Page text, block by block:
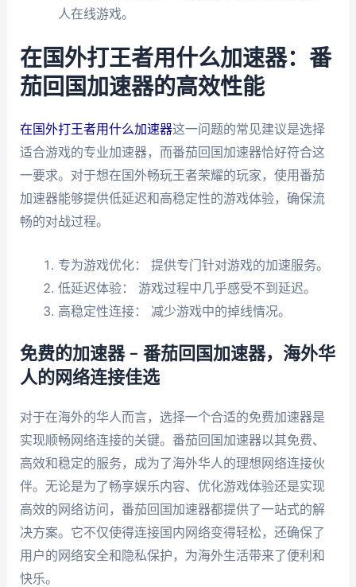
人在线游戏。
在国外打王者用什么加速器：番
茄回国加速器的高效性能
在国外打王者用什么加速器这一问题的常见建议是选择
适合游戏的专业加速器，而番茄回国加速器恰好符合这
一要求。对于想在国外畅玩王者荣耀的玩家，使用番茄
加速器能够提供低延迟和高稳定性的游戏体验，确保流
畅的对战过程。
专为游戏优化： 提供专门针对游戏的加速服务。
低延迟体验： 游戏过程中几乎感受不到延迟。
高稳定性连接： 减少游戏中的掉线情况。
免费的加速器 – 番茄回国加速器，海外华
人的网络连接佳选
对于在海外的华人而言，选择一个合适的免费加速器是
实现顺畅网络连接的关键。番茄回国加速器以其免费、
高效和稳定的服务，成为了海外华人的理想网络连接伙
伴。无论是为了畅享娱乐内容、优化游戏体验还是实现
高效的网络访问，番茄回国加速器都提供了一站式的解
决方案。它不仅使得连接国内网络变得轻松，还确保了
用户的网络安全和隐私保护，为海外生活带来了便利和
快乐。